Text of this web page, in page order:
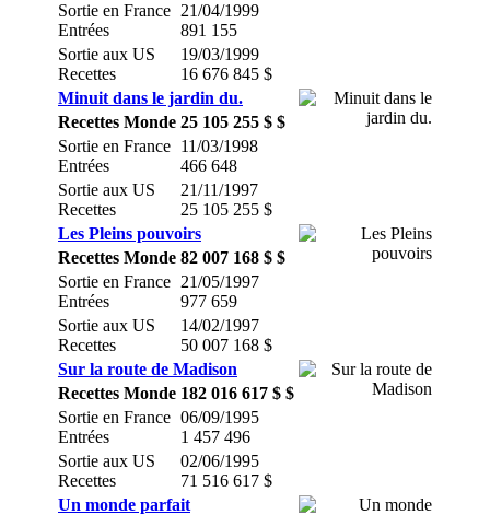
Sortie en France
Entrées
21/04/1999
891 155
Sortie aux US
Recettes
19/03/1999
16 676 845 $
Minuit dans le jardin du.
Recettes Monde 25 105 255 $ $
Sortie en France
Entrées
11/03/1998
466 648
Sortie aux US
Recettes
21/11/1997
25 105 255 $
Les Pleins pouvoirs
Recettes Monde 82 007 168 $ $
Sortie en France
Entrées
21/05/1997
977 659
Sortie aux US
Recettes
14/02/1997
50 007 168 $
Sur la route de Madison
Recettes Monde 182 016 617 $ $
Sortie en France
Entrées
06/09/1995
1 457 496
Sortie aux US
Recettes
02/06/1995
71 516 617 $
Un monde parfait